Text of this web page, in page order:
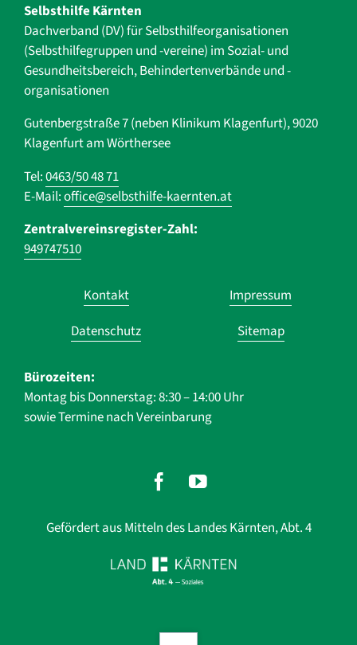
Selbsthilfe Kärnten
Dachverband (DV) für Selbsthilfe­organisationen
(Selbsthilfegruppen und -vereine) im Sozial- und
Gesundheits­bereich, ­Behindertenverbände und ­-
organisationen
Gutenbergstraße 7 (neben Klinikum Klagenfurt), 9020
Klagenfurt am Wörthersee
Tel:0463/50 48 71
E-Mail:office@selbsthilfe-kaernten.at
Zentralvereinsregister-Zahl:
949747510
Navigation
überspringen
Kontakt
Impressum
Datenschutz
Sitemap
Bürozeiten:
Montag bis Donnerstag: 8:30 – 14:00 Uhr
sowie Termine nach Vereinbarung
Gefördert aus Mitteln des Landes Kärnten, Abt. 4